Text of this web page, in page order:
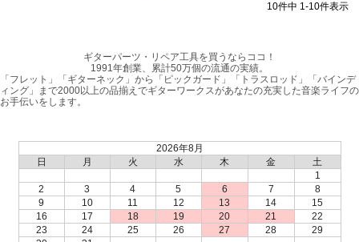
10件中 1-10件表示
ギターパーツ・リペア工具を買うならココ！
1991年創業、累計50万個の流通の実績。
「フレット」「ギターネック」から「ピックガード」「トラスロッド」「バインデ
ィング」まで2000以上の品揃えでギターワークスがあなたの充実した音楽ライフの
お手伝いをします。
2026年8月
日
月 火 水 木 金
土
1
2
3 4 5 6 7
8
9
10 11 12 13 14
15
16
17 18 19 20 21
22
23
24 25 26 27 28
29